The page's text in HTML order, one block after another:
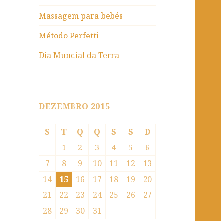
Massagem para bebés
Método Perfetti
Dia Mundial da Terra
DEZEMBRO 2015
S T Q Q S S
D
1
2 3 4 5
6
7
8 9 10 11 12
13
14
15 16 17 18 19
20
21
22 23 24 25 26
27
28
29 30
31